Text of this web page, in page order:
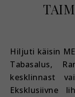
Hiljuti käisin MEAT Resto & Butcherys, mis asub
Tabasalus,
kesklinnast
Eksklusiivne